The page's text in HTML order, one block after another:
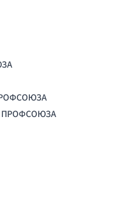
ПРОФСОЮЗА